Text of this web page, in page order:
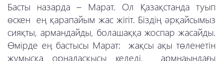
Басты назарда – Марат. Ол Қазақстанда туып
өскен ең қарапайым жас жігіт. Біздің әрқайсымыз
сияқты, армандайды, болашаққа жоспар жасайды.
Өмірде ең бастысы Марат: жақсы ақы төленетін
жұмысқа орналасқысы келеді, армнаындағы